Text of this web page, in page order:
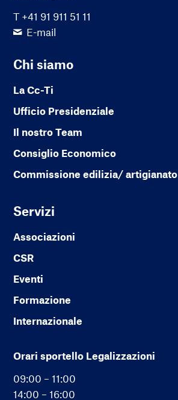
T +41 91 911 51 11
E-mail
Chi siamo
La Cc-Ti
Ufficio Presidenziale
Il nostro Team
Consiglio Economico
Commissione edilizia/ artigianato
Servizi
Associazioni
CSR
Eventi
Formazione
Internazionale
Orari sportello Legalizzazioni
09:00 – 11:00
14:00 – 16:00